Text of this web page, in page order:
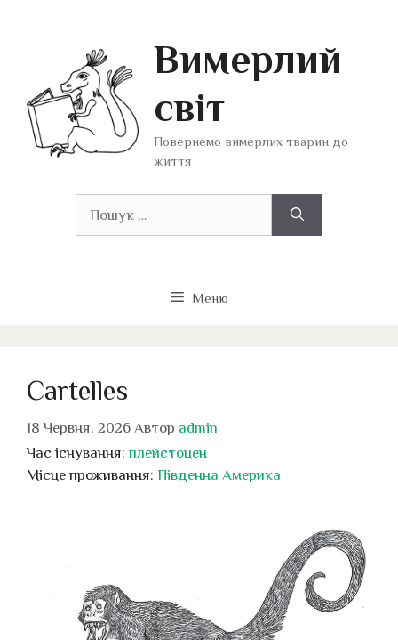
Вимерлий
світ
Повернемо вимерлих тварин до
життя
Меню
Cartelles
18 Червня, 2026 Автор admin
Час існування:плейстоцен
Місце проживання: Південна Америка